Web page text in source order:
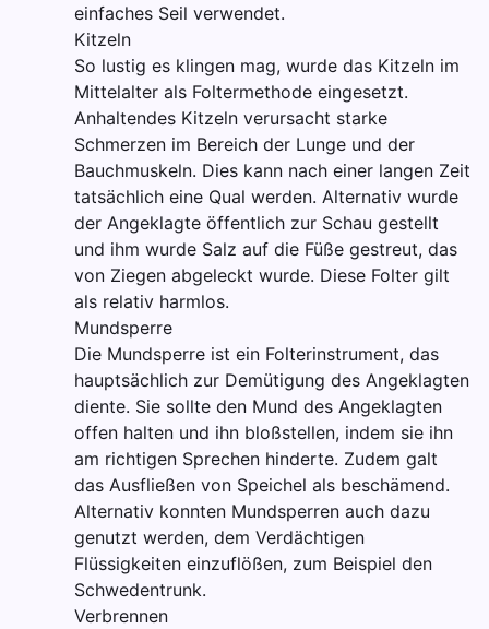
einfaches Seil verwendet.
Kitzeln
So lustig es klingen mag, wurde das Kitzeln im
Mittelalter als Foltermethode eingesetzt.
Anhaltendes Kitzeln verursacht starke
Schmerzen im Bereich der Lunge und der
Bauchmuskeln. Dies kann nach einer langen Zeit
tatsächlich eine Qual werden. Alternativ wurde
der Angeklagte öffentlich zur Schau gestellt
und ihm wurde Salz auf die Füße gestreut, das
von Ziegen abgeleckt wurde. Diese Folter gilt
als relativ harmlos.
Mundsperre
Die Mundsperre ist ein Folterinstrument, das
hauptsächlich zur Demütigung des Angeklagten
diente. Sie sollte den Mund des Angeklagten
offen halten und ihn bloßstellen, indem sie ihn
am richtigen Sprechen hinderte. Zudem galt
das Ausfließen von Speichel als beschämend.
Alternativ konnten Mundsperren auch dazu
genutzt werden, dem Verdächtigen
Flüssigkeiten einzuflößen, zum Beispiel den
Schwedentrunk.
Verbrennen